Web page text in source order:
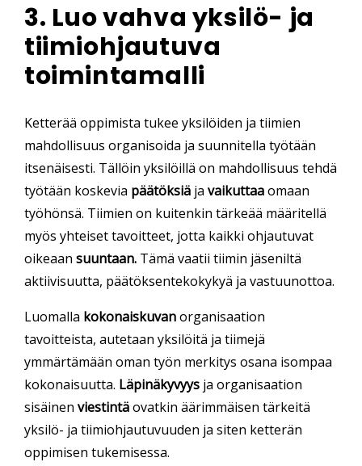
3. Luo vahva yksilö- ja
tiimiohjautuva
toimintamalli
Ketterää oppimista tukee yksilöiden ja tiimien
mahdollisuus organisoida ja suunnitella työtään
itsenäisesti. Tällöin yksilöillä on mahdollisuus tehdä
työtään koskevia päätöksiä ja vaikuttaaomaan
työhönsä. Tiimien on kuitenkin tärkeää määritellä
myös yhteiset tavoitteet, jotta kaikki ohjautuvat
oikeaan suuntaan. Tämä vaatii tiimin jäseniltä
aktiivisuutta, päätöksentekokykyä ja vastuunottoa.
Luomalla kokonaiskuvanorganisaation
tavoitteista, autetaan yksilöitä ja tiimejä
ymmärtämään oman työn merkitys osana isompaa
kokonaisuutta. Läpinäkyvyys ja organisaation
sisäinen viestintäovatkin äärimmäisen tärkeitä
yksilö- ja tiimiohjautuvuuden ja siten ketterän
oppimisen tukemisessa.